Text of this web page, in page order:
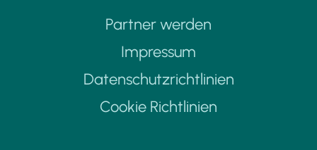
Partner werden
Impressum
Datenschutzrichtlinien
Cookie Richtlinien